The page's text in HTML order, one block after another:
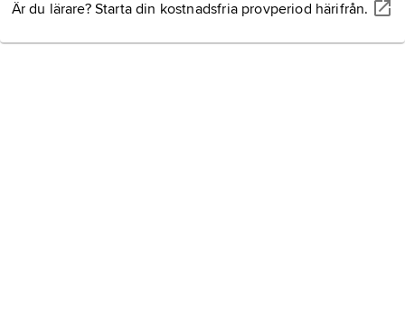
Är du lärare? Starta din kostnadsfria provperiod härifrån.